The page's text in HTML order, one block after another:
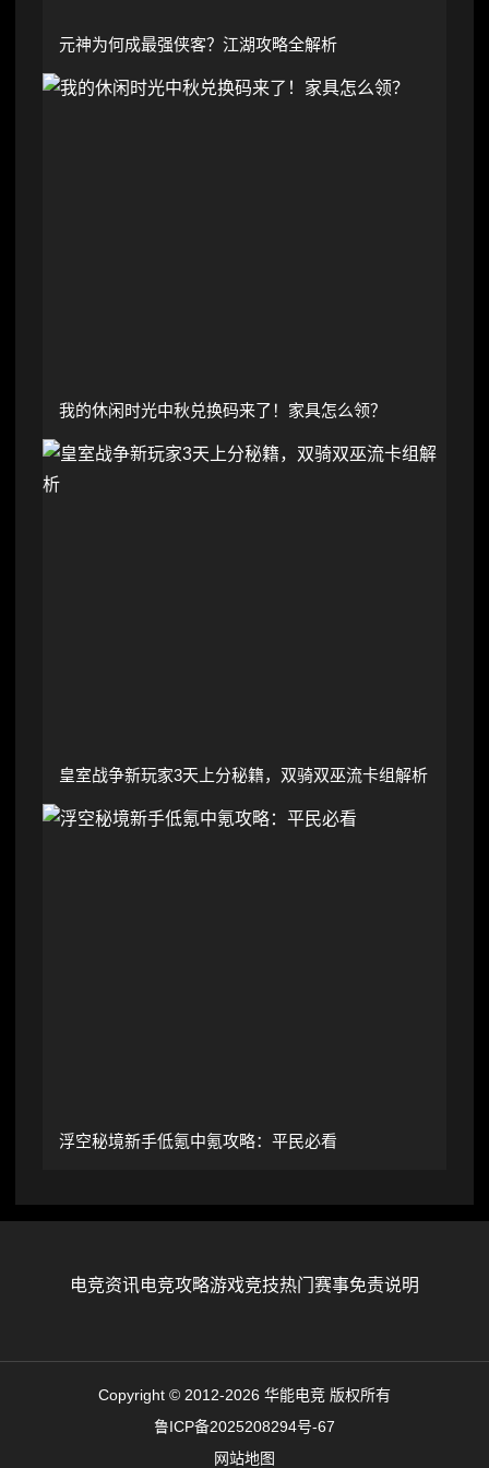
元神为何成最强侠客？江湖攻略全解析
我的休闲时光中秋兑换码来了！家具怎么领？
皇室战争新玩家3天上分秘籍，双骑双巫流卡组解析
浮空秘境新手低氪中氪攻略：平民必看
电竞资讯电竞攻略游戏竞技热门赛事免责说明
Copyright © 2012-2026 华能电竞 版权所有
鲁ICP备2025208294号-67
网站地图